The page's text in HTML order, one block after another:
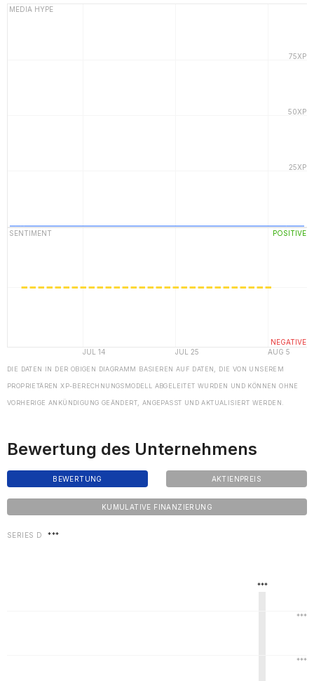
DIE DATEN IN DER OBIGEN DIAGRAMM BASIEREN AUF DATEN, DIE VON UNSEREM
PROPRIETÄREN XP-BERECHNUNGSMODELL ABGELEITET WURDEN UND KÖNNEN OHNE
VORHERIGE ANKÜNDIGUNG GEÄNDERT, ANGEPASST UND AKTUALISIERT WERDEN.
Bewertung des Unternehmens
BEWERTUNG AKTIENPREIS
KUMULATIVE FINANZIERUNG
SERIES D ***